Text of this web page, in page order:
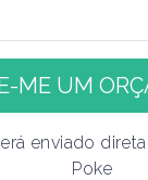
enviado
Poke